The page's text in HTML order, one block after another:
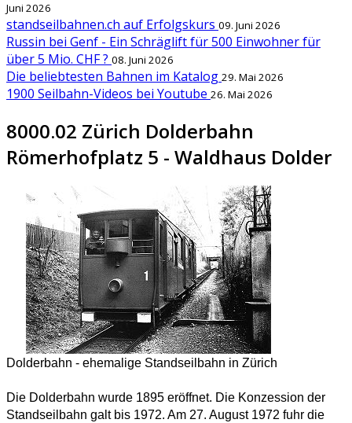
Juni 2026
standseilbahnen.ch auf Erfolgskurs 09. Juni 2026
Russin bei Genf - Ein Schräglift für 500 Einwohner für
über 5 Mio. CHF ? 08. Juni 2026
Die beliebtesten Bahnen im Katalog 29. Mai 2026
1900 Seilbahn-Videos bei Youtube 26. Mai 2026
8000.02 Zürich Dolderbahn
Römerhofplatz 5 - Waldhaus Dolder
Dolderbahn - ehemalige Standseilbahn in Zürich
Die Dolderbahn wurde 1895 eröffnet. Die Konzession der
Standseilbahn galt bis 1972. Am 27. August 1972 fuhr die